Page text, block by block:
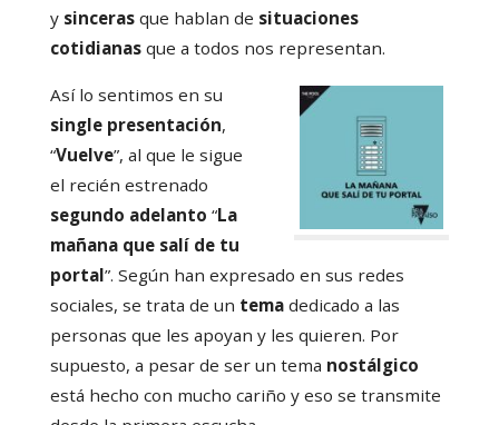
y sincerasque hablan de situaciones
cotidianasque a todos nos representan.
Así lo sentimos en su
single presentación,
“Vuelve”, al que le sigue
el recién estrenado
segundo adelanto “La
mañana que salí de tu
portal”. Según han expresado en sus redes
sociales, se trata de un tema dedicado a las
personas que les apoyan y les quieren. Por
supuesto, a pesar de ser un tema nostálgico
está hecho con mucho cariño y eso se transmite